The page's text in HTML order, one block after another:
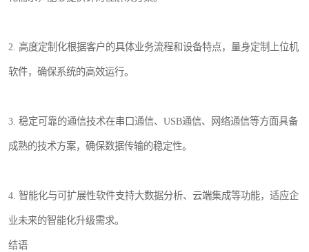
2. 高度定制化根据客户的具体业务流程和设备特点，量身定制上位机
软件，确保系统的高效运行。
3. 稳定可靠的通信技术在串口通信、USB通信、网络通信等方面具备
成熟的技术方案，确保数据传输的稳定性。
4. 智能化与可扩展性软件支持大数据分析、云端集成等功能，适应企
业未来的智能化升级需求。
结语